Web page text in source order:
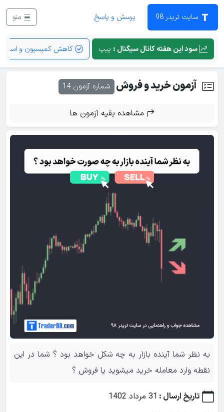
سایت تریدر 98 پرسش و پاسخ
سود این هفته کانال سیگنال : پیپ کاهش کمیسیون و اسپرد
آزمون خرید و فروش شماره آزمون 14
مشاهده بقیه آزمون ها
به نظر شما آینده بازار به چه شکل خواهد بود ؟ شما در این
نقطه وارد معامله خرید میشوید یا فروش ؟
تاریخ ارسال : 31 مرداد 1402